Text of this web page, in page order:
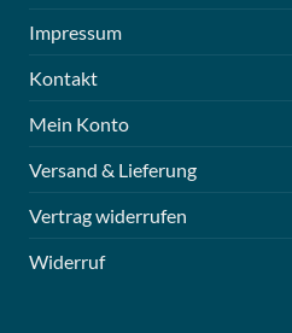
Impressum
Kontakt
Mein Konto
Versand & Lieferung
Vertrag widerrufen
Widerruf